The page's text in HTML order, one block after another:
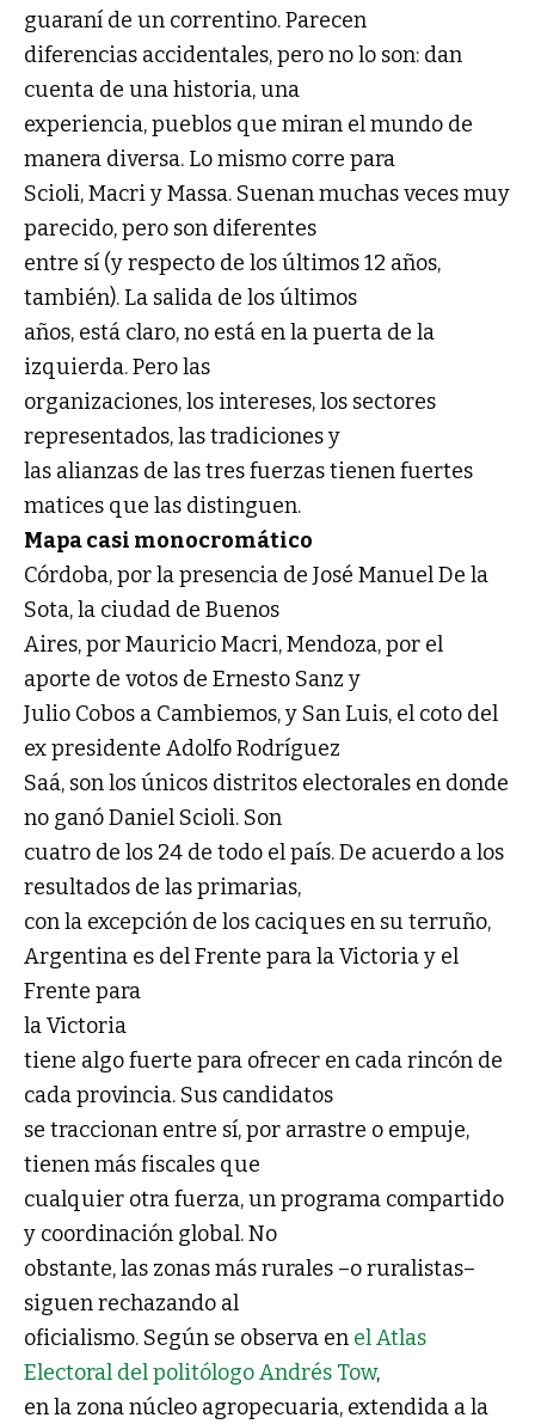
guaraní de un correntino. Parecen
diferencias accidentales, pero no lo son: dan
cuenta de una historia, una
experiencia, pueblos que miran el mundo de
manera diversa. Lo mismo corre para
Scioli, Macri y Massa. Suenan muchas veces muy
parecido, pero son diferentes
entre sí (y respecto de los últimos 12 años,
también). La salida de los últimos
años, está claro, no está en la puerta de la
izquierda. Pero las
organizaciones, los intereses, los sectores
representados, las tradiciones y
las alianzas de las tres fuerzas tienen fuertes
matices que las distinguen.
Mapa casi monocromático
Córdoba, por la presencia de José Manuel De la
Sota, la ciudad de Buenos
Aires, por Mauricio Macri, Mendoza, por el
aporte de votos de Ernesto Sanz y
Julio Cobos a Cambiemos, y San Luis, el coto del
ex presidente Adolfo Rodríguez
Saá, son los únicos distritos electorales en donde
no ganó Daniel Scioli. Son
cuatro de los 24 de todo el país. De acuerdo a los
resultados de las primarias,
con la excepción de los caciques en su terruño,
Argentina es del Frente para la Victoria y el
Frente para
la Victoria
tiene algo fuerte para ofrecer en cada rincón de
cada provincia. Sus candidatos
se traccionan entre sí, por arrastre o empuje,
tienen más fiscales que
cualquier otra fuerza, un programa compartido
y coordinación global. No
obstante, las zonas más rurales –o ruralistas–
siguen rechazando al
oficialismo. Según se observa en el Atlas
Electoral del politólogo Andrés Tow,
en la zona núcleo agropecuaria, extendida a la